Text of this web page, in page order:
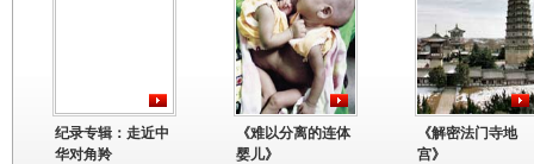
纪录专辑：走近中
华对角羚
《难以分离的连体
婴儿》
《解密法门寺地
宫》